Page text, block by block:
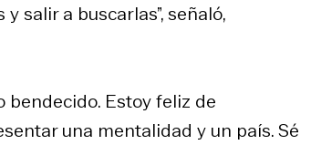
salir a buscarlas”, señaló,
bendecido. Estoy feliz de
una mentalidad y un país. Sé